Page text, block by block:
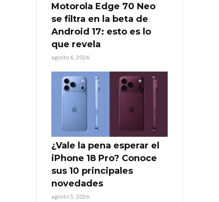
Motorola Edge 70 Neo
se filtra en la beta de
Android 17: esto es lo
que revela
agosto 6, 2026
¿Vale la pena esperar el
iPhone 18 Pro? Conoce
sus 10 principales
novedades
agosto 5, 2026